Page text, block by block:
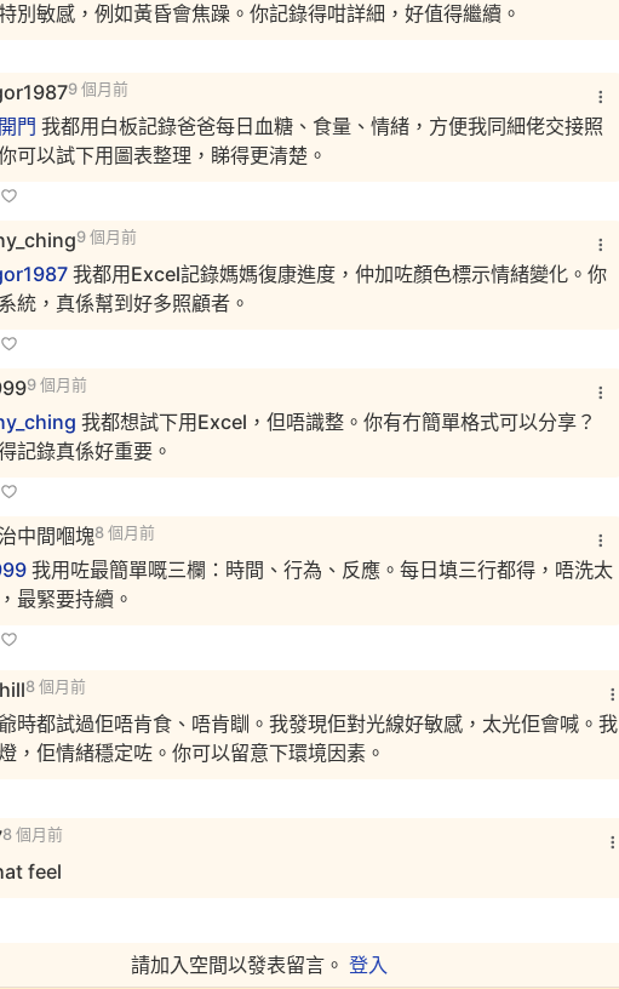
別敏感，例如黃昏會焦躁。你記錄得咁詳細，好值得繼續。
9 個月前
門 我都用白板記錄爸爸每日血糖、食量、情緒，方便我同細佬交接照
可以試下用圖表整理，睇得更清楚。
9 個月前
我都用Excel記錄媽媽復康進度，仲加咗顏色標示情緒變化。你
統，真係幫到好多照顧者。
9 個月前
我都想試下用Excel，但唔識整。你有冇簡單格式可以分享？
記錄真係好重要。
中間嗰塊8 個月前
我用咗最簡單嘅三欄：時間、行為、反應。每日填三行都得，唔洗太
最緊要持續。
8 個月前
時都試過佢唔肯食、唔肯瞓。我發現佢對光線好敏感，太光佢會喊。我
，佢情緒穩定咗。你可以留意下環境因素。
8 個月前
feel
請加入空間以發表留言。登入